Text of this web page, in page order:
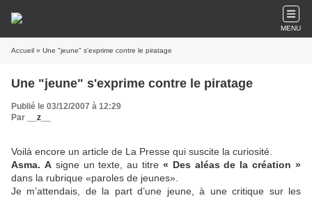
MENU
Accueil » Une "jeune" s'exprime contre le piratage
Une "jeune" s'exprime contre le piratage
Publié le 03/12/2007 à 12:29
Par
__z__
Voilà encore un article de La Presse qui suscite la curiosité.
Asma. Asigne un texte, au titre « Des aléas de la création »
dans la rubrique «paroles de jeunes».
Je m’attendais, de la part d’une jeune, à une critique sur les